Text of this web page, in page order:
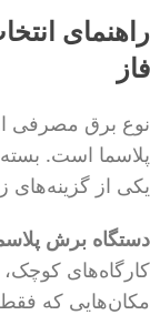
راهنمای
فاز
نوع برق مصرفی
پلاسما است.
یکی از گزینه‌های
دستگاه برش پلاسما تک
کارگاه‌های
مکان‌هایی که